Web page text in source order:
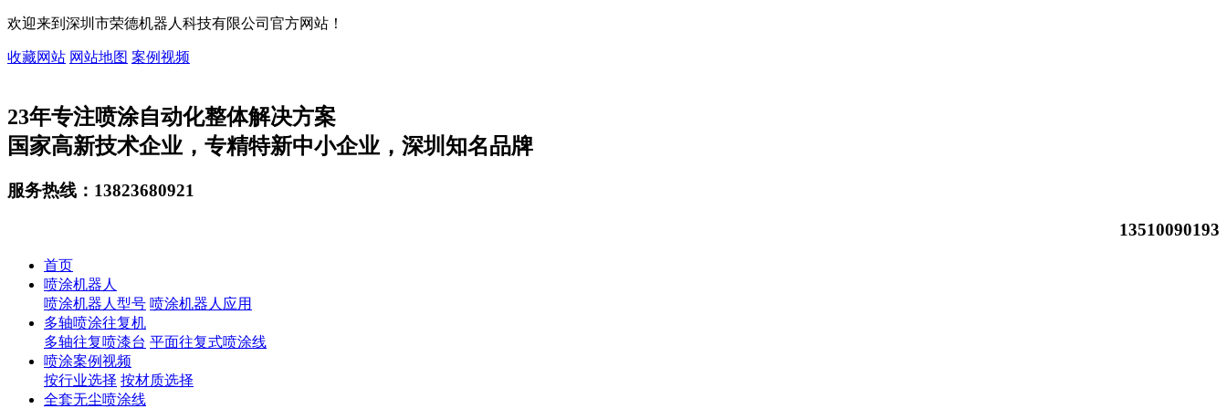
欢迎来到深圳市荣德机器人科技有限公司官方网站！
收藏网站 网站地图 案例视频
23年专注喷涂自动化整体解决方案
国家高新技术企业，专精特新中小企业，深圳知名品牌
服务热线： 13823680921
13510090193
首页
喷涂机器人
喷涂机器人型号 喷涂机器人应用
多轴喷涂往复机
多轴往复喷漆台 平面往复式喷涂线
喷涂案例视频
按行业选择 按材质选择
全套无尘喷涂线